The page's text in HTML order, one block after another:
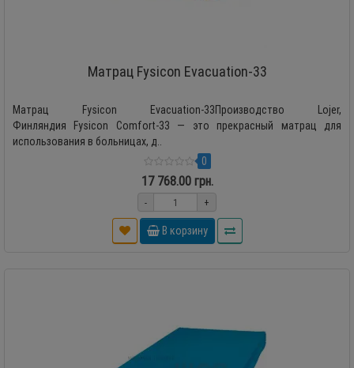
Матрац Fysicon Evacuation-33
Матрац Fysicon Evacuation-33Производство Lojer,
Финляндия Fysicon Comfort-33 — это прекрасный матрац для
использования в больницах, д..
0
17 768.00 грн.
- +
В корзину